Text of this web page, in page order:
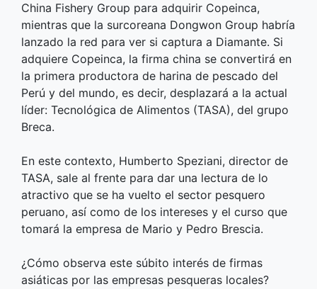
China Fishery Group para adquirir Copeinca,
mientras que la surcoreana Dongwon Group habría
lanzado la red para ver si captura a Diamante. Si
adquiere Copeinca, la firma china se convertirá en
la primera productora de harina de pescado del
Perú y del mundo, es decir, desplazará a la actual
líder: Tecnológica de Alimentos (TASA), del grupo
Breca.
En este contexto, Humberto Speziani, director de
TASA, sale al frente para dar una lectura de lo
atractivo que se ha vuelto el sector pesquero
peruano, así como de los intereses y el curso que
tomará la empresa de Mario y Pedro Brescia.
¿Cómo observa este súbito interés de firmas
asiáticas por las empresas pesqueras locales?